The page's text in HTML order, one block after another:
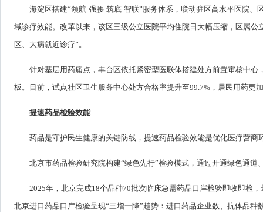
海淀区搭建“领航·强腰·筑底·智联”服务体系，联动驻区高水平医院
域诊疗效能。改革以来，该区三级公立医院平均住院日大幅压缩，区属
区、大病就近诊疗”。
针对基层用药痛点，丰台区依托紧密型医联体搭建处方前置审核中
板。目前，试点社区卫生服务中心处方合格率提升至99.7%，居民用药更
提速药品检验效能
药品是守护民生健康的关键防线，提速药品检验效能是优化医疗营商
北京市药品检验研究院构建“绿色先行”检验模式，通过开通绿色通
2025年，北京完成18个品种70批次临床急需药品口岸检验即收即检
北京进口药品口岸检验呈现“三增一降”趋势：进口药品企业数、抗体品